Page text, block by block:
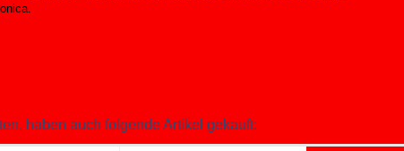
haben auch folgende Artikel gekauft: